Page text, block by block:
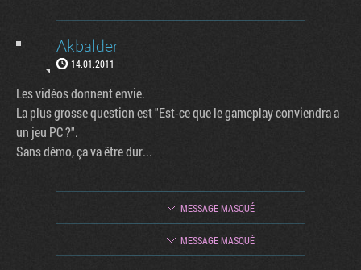
Akbalder
14.01.2011
Les vidéos donnent envie.
La plus grosse question est "Est-ce que le gameplay conviendra a
un jeu PC ?".
Sans démo, ça va être dur...
MESSAGE MASQUÉ
MESSAGE MASQUÉ